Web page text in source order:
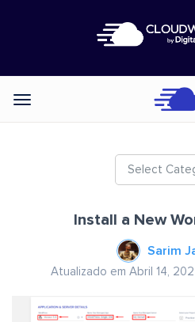
Categories
Select
Install a New
Sarim
Atualizado em Abril 14,